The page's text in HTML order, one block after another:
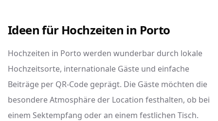
Ideen für Hochzeiten in Porto
Hochzeiten in Porto werden wunderbar durch lokale
Hochzeitsorte, internationale Gäste und einfache
Beiträge per QR-Code geprägt. Die Gäste möchten die
besondere Atmosphäre der Location festhalten, ob bei
einem Sektempfang oder an einem festlichen Tisch.